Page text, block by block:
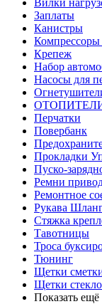
Вилки
Заплаты
Канистры
Крепеж
Набор
Насосы для
Перчатки
Повербанк
Прокладки
Пуско-
Ремни
Ремонтное
Рукава
Стяжка
Тавотницы
Троса
Тюнинг
Щетки
Щетки
Показать ещё